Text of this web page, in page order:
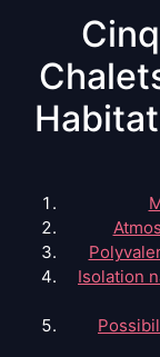
Isolation